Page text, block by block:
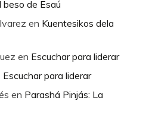
beso de Esaú
en Kuentesikos dela
en Escuchar para liderar
Escuchar para liderar
en Parashá Pinjás: La